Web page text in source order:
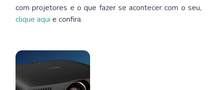
com projetores e o que fazer se acontecer com o seu,
clique aqui e confira.